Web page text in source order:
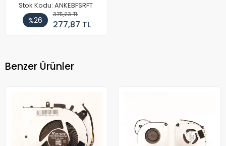
Stok Kodu: ANKEBFSRFT
%26
375,23 TL
277,87 TL
Benzer Ürünler